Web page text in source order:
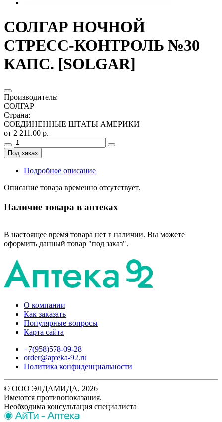
СОЛГАР НОЧНОЙ
СТРЕСС-КОНТРОЛЬ №30
КАПС. [SOLGAR]
Производитель:
СОЛГАР
Страна:
СОЕДИНЕННЫЕ ШТАТЫ АМЕРИКИ
от 2 211.00 р.
Под заказ
Подробное описание
Описание товара временно отсутствует.
Наличие товара в аптеках
В настоящее время товара нет в наличии. Вы можете
оформить данный товар "под заказ".
О компании
Как заказать
Популярные вопросы
Карта сайта
+7(958)578-09-28
order@apteka-92.ru
Политика конфиденциальности
© ООО ЭЛДАМИДА, 2026
Имеются противопоказания.
Необходима консультация специалиста